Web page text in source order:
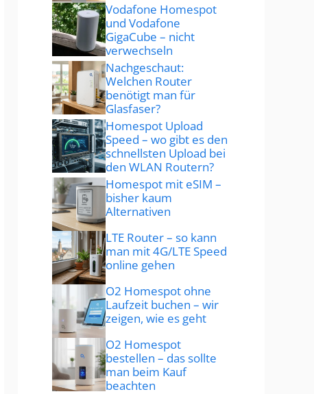
Vodafone Homespot
und Vodafone
GigaCube – nicht
verwechseln
Nachgeschaut:
Welchen Router
benötigt man für
Glasfaser?
Homespot Upload
Speed – wo gibt es den
schnellsten Upload bei
den WLAN Routern?
Homespot mit eSIM –
bisher kaum
Alternativen
LTE Router – so kann
man mit 4G/LTE Speed
online gehen
O2 Homespot ohne
Laufzeit buchen – wir
zeigen, wie es geht
O2 Homespot
bestellen – das sollte
man beim Kauf
beachten